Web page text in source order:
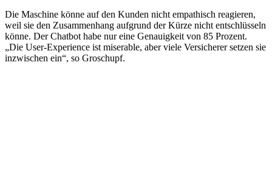
Die Maschine könne auf den Kunden nicht empathisch reagieren,
weil sie den Zusammenhang aufgrund der Kürze nicht entschlüsseln
könne. Der Chatbot habe nur eine Genauigkeit von 85 Prozent.
„Die User-Experience ist miserable, aber viele Versicherer setzen sie
inzwischen ein“, so Groschupf.